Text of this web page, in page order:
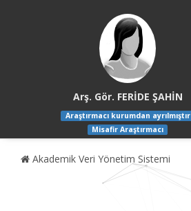
Arş. Gör. FERİDE ŞAHİN
Araştırmacı kurumdan ayrılmıştır
Misafir Araştırmacı
Akademik Veri Yönetim Sistemi